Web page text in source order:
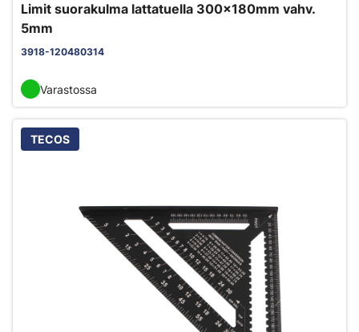
Limit suorakulma lattatuella 300x180mm vahv.
5mm
3918-120480314
Varastossa
TECOS